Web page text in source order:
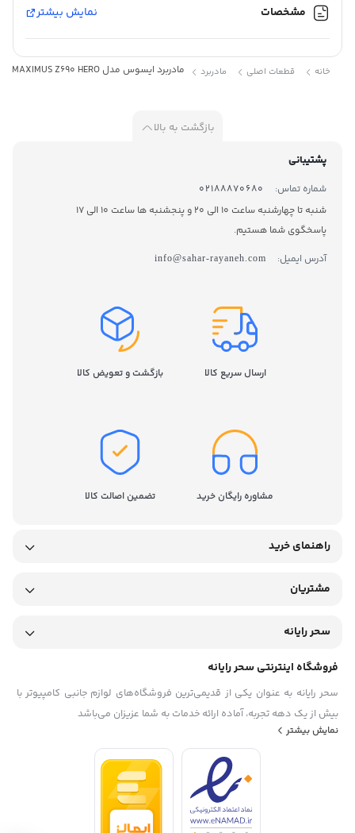
مشخصات نمایش بیشتر
خانه قطعات اصلی مادربرد مادربرد ایسوس مدل ASUS ROG MAXIMUS Z690 HERO
بازگشت به بالا
پشتیبانی
شماره تماس:
02188870680
شنبه تا چهارشنبه ساعت 10 الی 20 و پنجشنبه ها ساعت 10 الی 17
پاسخگوی شما هستیم.
آدرس ایمیل:
info@sahar-rayaneh.com
ارسال سریع کالا بازگشت و تعویض کالا
مشاوره رایگان خرید تضمین اصالت کالا
راهنمای خرید
مشتریان
سحر رایانه
فروشگاه اینترنتی سحر رایانه
سحر رایانه به عنوان یکی از قدیمی‌ترین فروشگاه‌های لوازم جانبی کامپیوتر با
بیش از یک دهه تجربه، آماده ارائه خدمات به شما عزیزان می‌باشد
نمایش بیشتر